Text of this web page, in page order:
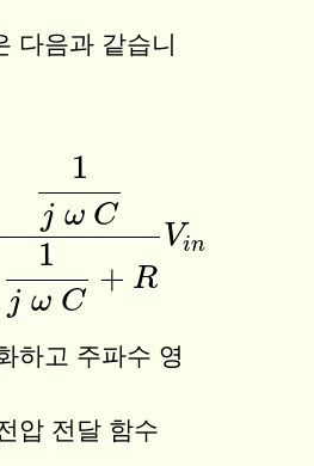
다음과 같습니
1
j ω C
1
j ω C
+ R
Vin
C1jωC+RVin
하고 주파수 영
압 전달 함수